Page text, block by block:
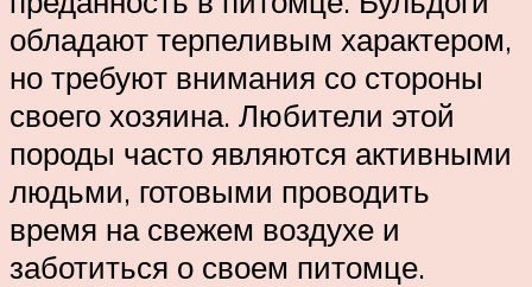
обладают терпеливым характером,
но требуют внимания со стороны
своего хозяина. Любители этой
породы часто являются активными
людьми, готовыми проводить
время на свежем воздухе и
заботиться о своем питомце.